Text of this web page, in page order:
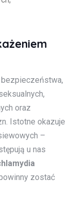
oraz
Istotne okazuje
–
u nas
zostać